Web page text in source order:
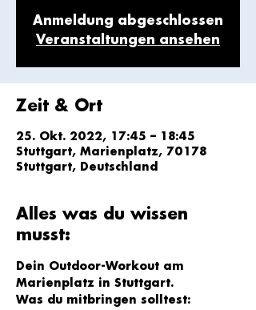
Anmeldung abgeschlossen
Veranstaltungen ansehen
Zeit & Ort
25. Okt. 2022, 17:45 – 18:45
Stuttgart, Marienplatz, 70178
Stuttgart, Deutschland
Alles was du wissen
musst:
Dein Outdoor-Workout am
Marienplatz in Stuttgart.
Was du mitbringen solltest: